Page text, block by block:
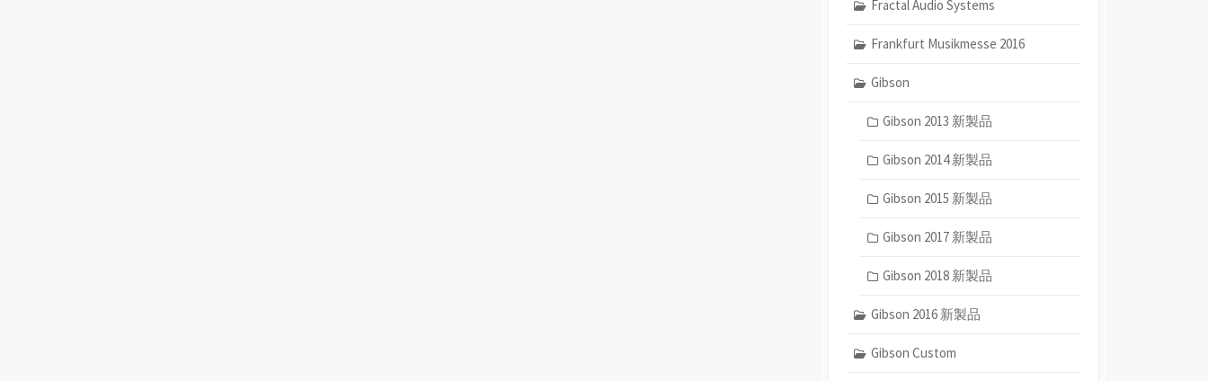
Fractal Audio Systems
Frankfurt Musikmesse 2016
Gibson
Gibson 2013 新製品
Gibson 2014 新製品
Gibson 2015 新製品
Gibson 2017 新製品
Gibson 2018 新製品
Gibson 2016 新製品
Gibson Custom